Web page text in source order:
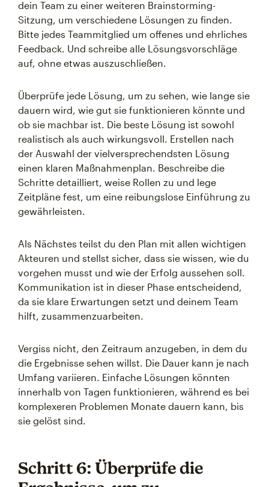
dein Team zu einer weiteren Brainstorming-
Sitzung, um verschiedene Lösungen zu finden.
Bitte jedes Teammitglied um offenes und ehrliches
Feedback. Und schreibe alle Lösungsvorschläge
auf, ohne etwas auszuschließen.
Überprüfe jede Lösung, um zu sehen, wie lange sie
dauern wird, wie gut sie funktionieren könnte und
ob sie machbar ist. Die beste Lösung ist sowohl
realistisch als auch wirkungsvoll. Erstellen nach
der Auswahl der vielversprechendsten Lösung
einen klaren Maßnahmenplan. Beschreibe die
Schritte detailliert, weise Rollen zu und lege
Zeitpläne fest, um eine reibungslose Einführung zu
gewährleisten.
Als Nächstes teilst du den Plan mit allen wichtigen
Akteuren und stellst sicher, dass sie wissen, wie du
vorgehen musst und wie der Erfolg aussehen soll.
Kommunikation ist in dieser Phase entscheidend,
da sie klare Erwartungen setzt und deinem Team
hilft, zusammenzuarbeiten.
Vergiss nicht, den Zeitraum anzugeben, in dem du
die Ergebnisse sehen willst. Die Dauer kann je nach
Umfang variieren. Einfache Lösungen könnten
innerhalb von Tagen funktionieren, während es bei
komplexeren Problemen Monate dauern kann, bis
sie gelöst sind.
Schritt 6: Überprüfe die